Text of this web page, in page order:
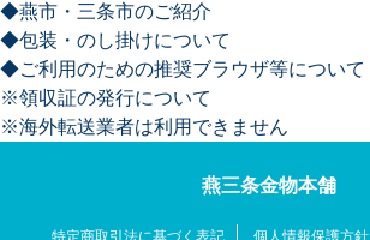
◆燕市・三条市のご紹介
◆包装・のし掛けについて
◆ご利用のための推奨ブラウザ等について
※領収証の発行について
※海外転送業者は利用できません
燕三条金物本舗